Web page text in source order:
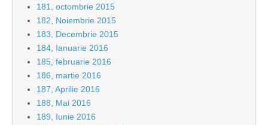
181, octombrie 2015
182, Noiembrie 2015
183, Decembrie 2015
184, Ianuarie 2016
185, februarie 2016
186, martie 2016
187, Aprilie 2016
188, Mai 2016
189, Iunie 2016